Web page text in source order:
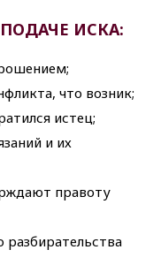
ИСКА:
что возник;
истец;
и их
правоту
разбирательства